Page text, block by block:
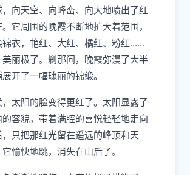
向天空、向峰峦、向大地喷出了红
它周围的晚霞不断地扩大着范围，
衣，艳红、大红、橘红、粉红......
美丽极了。刹那间，晚霞弥漫了大半
开了一幅瑰丽的锦缎。
太阳的脸变得更红了。太阳显露了
的容貌，带着满腔的喜悦轻轻地走向
只把那红光留在遥远的峰顶和天
愉快地跳，消失在山后了。